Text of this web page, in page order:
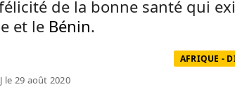
de la bonne santé qui
et le Bénin.
AFRIQUE -
le 29 août 2020